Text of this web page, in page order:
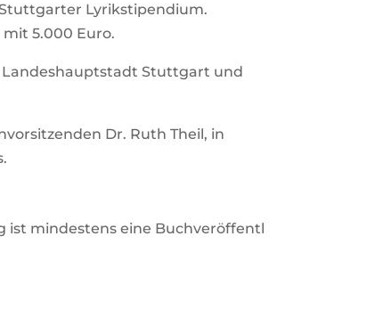
Lyrik­sti­pen­dium.
5.000 Euro.
Lan­des­haupt­stadt Stutt­gart und
Dr. Ruth Theil, in
ist min­des­tens eine Buch­ver­öf­fent­l